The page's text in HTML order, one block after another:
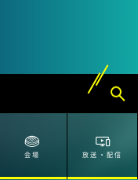
会場 放送・配信